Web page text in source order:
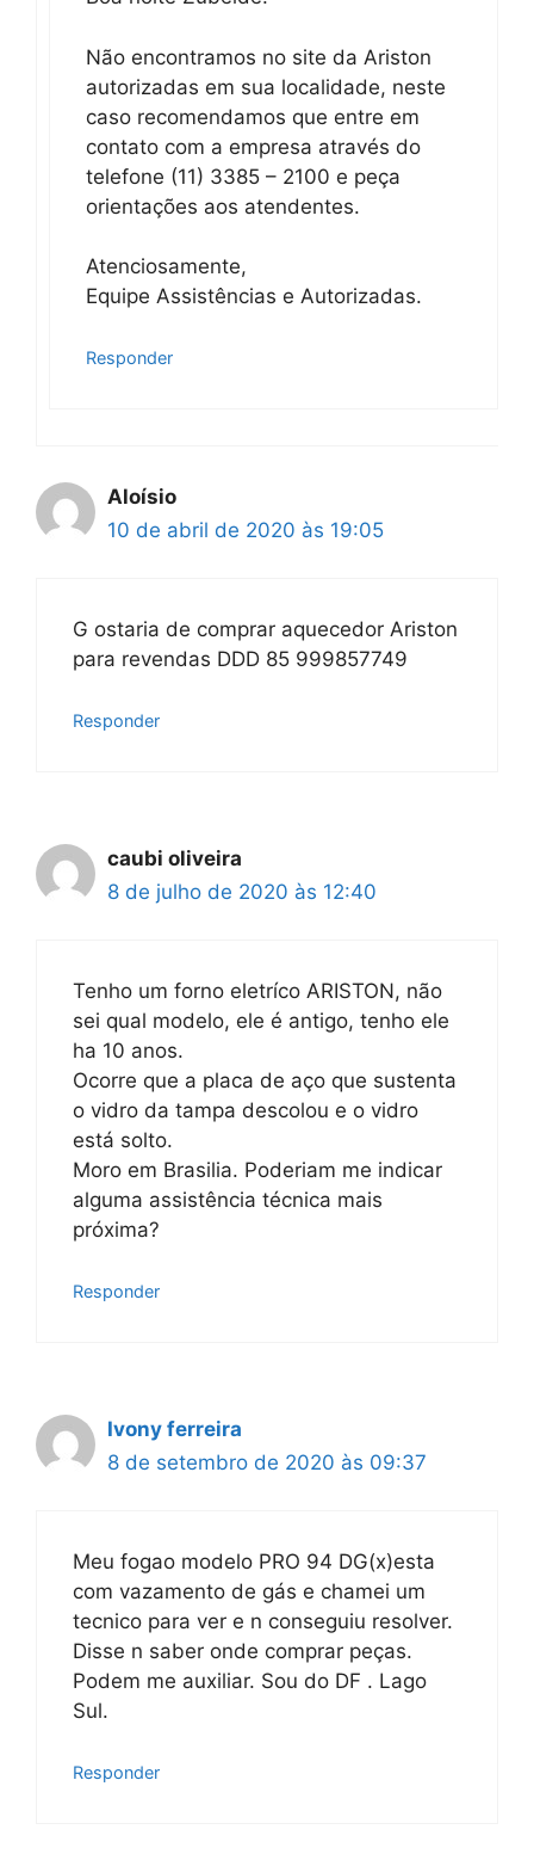
Não encontramos no site da Ariston
autorizadas em sua localidade, neste
caso recomendamos que entre em
contato com a empresa através do
telefone (11) 3385 – 2100 e peça
orientações aos atendentes.
Atenciosamente,
Equipe Assistências e Autorizadas.
Responder
Aloísio
10 de abril de 2020 às 19:05
G ostaria de comprar aquecedor Ariston
para revendas DDD 85 999857749
Responder
caubi oliveira
8 de julho de 2020 às 12:40
Tenho um forno eletríco ARISTON, não
sei qual modelo, ele é antigo, tenho ele
ha 10 anos.
Ocorre que a placa de aço que sustenta
o vidro da tampa descolou e o vidro
está solto.
Moro em Brasilia. Poderiam me indicar
alguma assistência técnica mais
próxima?
Responder
Ivony ferreira
8 de setembro de 2020 às 09:37
Meu fogao modelo PRO 94 DG(x)esta
com vazamento de gás e chamei um
tecnico para ver e n conseguiu resolver.
Disse n saber onde comprar peças.
Podem me auxiliar. Sou do DF . Lago
Sul.
Responder